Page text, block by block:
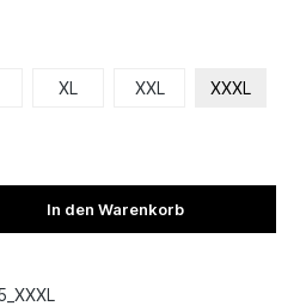
XL XXL XXXL
In den Warenkorb